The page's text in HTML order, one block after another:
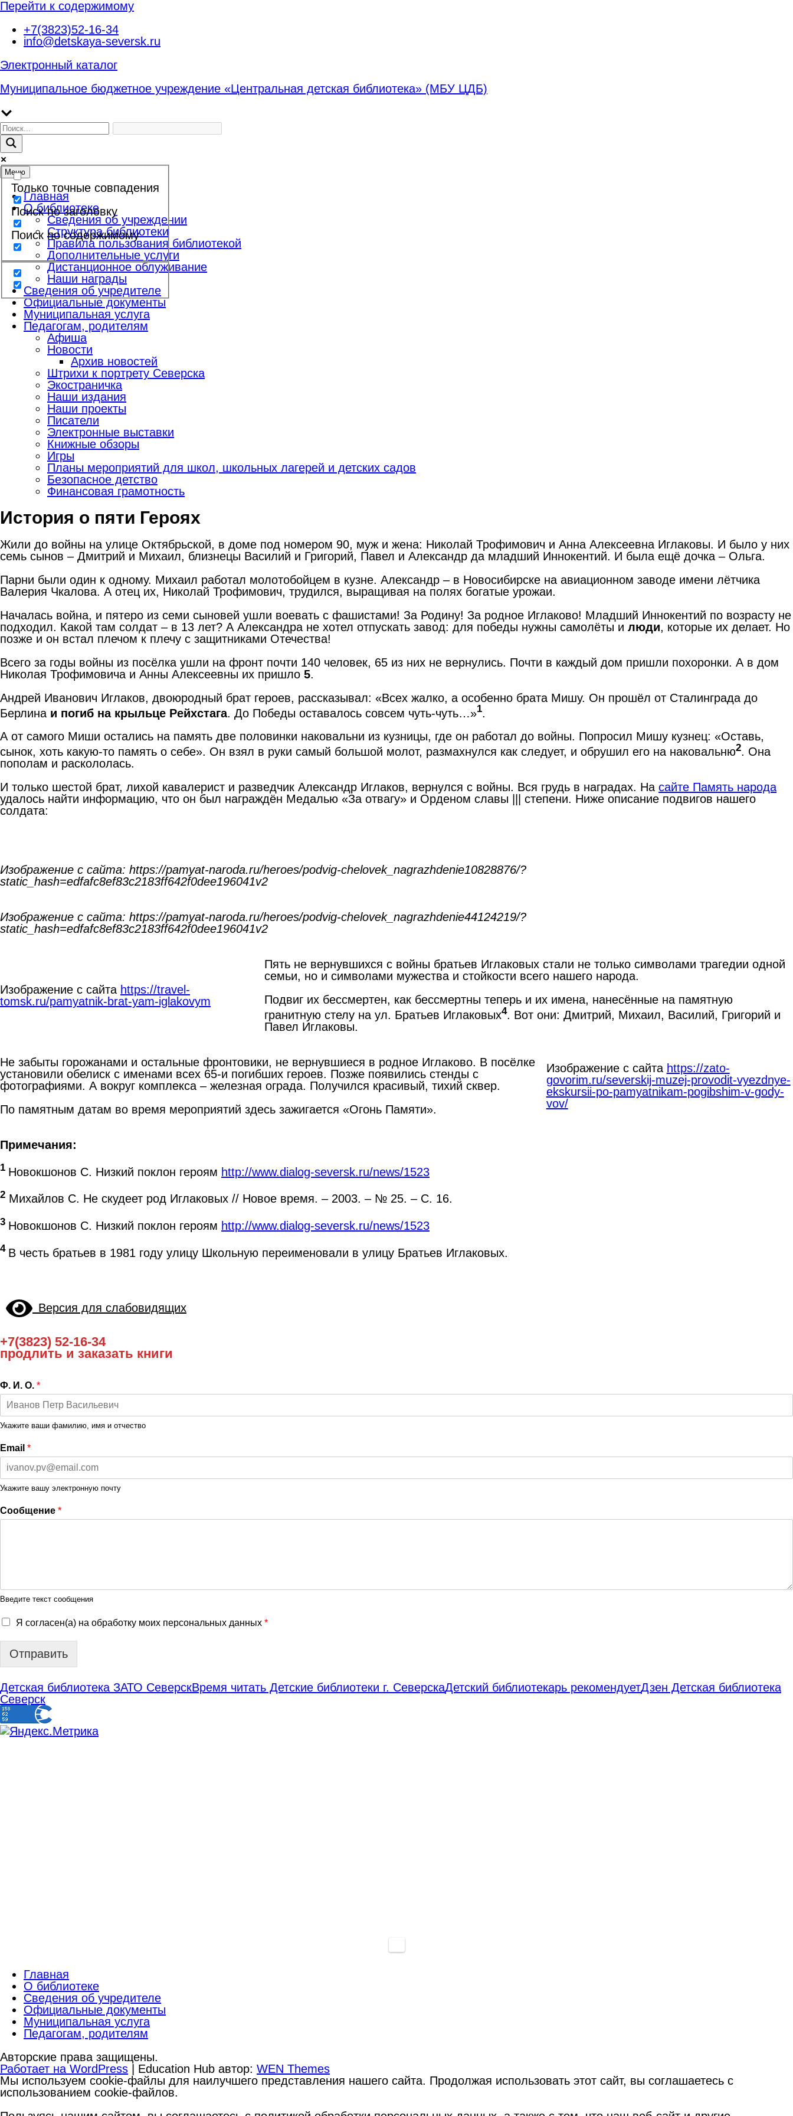
Перейти к содержимому
+7(3823)52-16-34
info@detskaya-seversk.ru
Электронный каталог
Муниципальное бюджетное учреждение «Центральная детская библиотека» (МБУ ЦДБ)
Только точные совпадения
Поиск по заголовку
Поиск по содержимому
Меню
Главная
О библиотеке
Сведения об учреждении
Структура библиотеки
Правила пользования библиотекой
Дополнительные услуги
Дистанционное облуживание
Наши награды
Сведения об учредителе
Официальные документы
Муниципальная услуга
Педагогам, родителям
Афиша
Новости
Архив новостей
Штрихи к портрету Северска
Экостраничка
Наши издания
Наши проекты
Писатели
Электронные выставки
Книжные обзоры
Игры
Планы мероприятий для школ, школьных лагерей и детских садов
Безопасное детство
Финансовая грамотность
История о пяти Героях
Жили до войны на улице Октябрьской, в доме под номером 90, муж и жена: Николай Трофимович и Анна Алексеевна Иглаковы. И было у них
семь сынов – Дмитрий и Михаил, близнецы Василий и Григорий, Павел и Александр да младший Иннокентий. И была ещё дочка – Ольга.
Парни были один к одному. Михаил работал молотобойцем в кузне. Александр – в Новосибирске на авиационном заводе имени лётчика
Валерия Чкалова. А отец их, Николай Трофимович, трудился, выращивая на полях богатые урожаи.
Началась война, и пятеро из семи сыновей ушли воевать с фашистами! За Родину! За родное Иглаково! Младший Иннокентий по возрасту не
подходил. Какой там солдат – в 13 лет? А Александра не хотел отпускать завод: для победы нужны самолёты и люди, которые их делает. Но
позже и он встал плечом к плечу с защитниками Отечества!
Всего за годы войны из посёлка ушли на фронт почти 140 человек, 65 из них не вернулись. Почти в каждый дом пришли похоронки. А в дом
Николая Трофимовича и Анны Алексеевны их пришло 5.
Андрей Иванович Иглаков, двоюродный брат героев, рассказывал: «Всех жалко, а особенно брата Мишу. Он прошёл от Сталинграда до
Берлина и погиб на крыльце Рейхстага. До Победы оставалось совсем чуть-чуть…»1.
А от самого Миши остались на память две половинки наковальни из кузницы, где он работал до войны. Попросил Мишу кузнец: «Оставь,
сынок, хоть какую-то память о себе». Он взял в руки самый большой молот, размахнулся как следует, и обрушил его на наковальню2. Она
пополам и раскололась.
И только шестой брат, лихой кавалерист и разведчик Александр Иглаков, вернулся с войны. Вся грудь в наградах. На сайте Память народа
удалось найти информацию, что он был награждён Медалью «За отвагу» и Орденом славы ||| степени. Ниже описание подвигов нашего
солдата:
Изображение с сайта: https://pamyat-naroda.ru/heroes/podvig-chelovek_nagrazhdenie10828876/?
static_hash=edfafc8ef83c2183ff642f0dee196041v2
Изображение с сайта: https://pamyat-naroda.ru/heroes/podvig-chelovek_nagrazhdenie44124219/?
static_hash=edfafc8ef83c2183ff642f0dee196041v2
Изображение с сайта https://travel-
tomsk.ru/pamyatnik-brat-yam-iglakovym
Пять не вернувшихся с войны братьев Иглаковых стали не только символами трагедии одной
семьи, но и символами мужества и стойкости всего нашего народа.
Подвиг их бессмертен, как бессмертны теперь и их имена, нанесённые на памятную
гранитную стелу на ул. Братьев Иглаковых4. Вот они: Дмитрий, Михаил, Василий, Григорий и
Павел Иглаковы.
Не забыты горожанами и остальные фронтовики, не вернувшиеся в родное Иглаково. В посёлке
установили обелиск с именами всех 65-и погибших героев. Позже появились стенды с
фотографиями. А вокруг комплекса – железная ограда. Получился красивый, тихий сквер.
По памятным датам во время мероприятий здесь зажигается «Огонь Памяти».
Изображение с сайта https://zato-
govorim.ru/severskij-muzej-provodit-vyezdnye-
ekskursii-po-pamyatnikam-pogibshim-v-gody-
vov/
Примечания:
1 Новокшонов С. Низкий поклон героям http://www.dialog-seversk.ru/news/1523
2 Михайлов С. Не скудеет род Иглаковых // Новое время. – 2003. – № 25. – С. 16.
3 Новокшонов С. Низкий поклон героям http://www.dialog-seversk.ru/news/1523
4 В честь братьев в 1981 году улицу Школьную переименовали в улицу Братьев Иглаковых.
Версия для слабовидящих
+7(3823) 52-16-34
продлить и заказать книги
Ф. И. О. *
Укажите ваши фамилию, имя и отчество
Email *
Укажите вашу электронную почту
Сообщение *
Введите текст сообщения
Я согласен(а) на обработку моих персональных данных *
Отправить
Детская библиотека ЗАТО СеверскВремя читать Детские библиотеки г. СеверскаДетский библиотекарь рекомендуетДзен Детская библиотека
Северск
Главная
О библиотеке
Сведения об учредителе
Официальные документы
Муниципальная услуга
Педагогам, родителям
Авторские права защищены.
Работает на WordPress
Education Hub автор: WEN Themes
Мы используем cookie-файлы для наилучшего представления нашего сайта. Продолжая использовать этот сайт, вы соглашаетесь с
использованием cookie-файлов.